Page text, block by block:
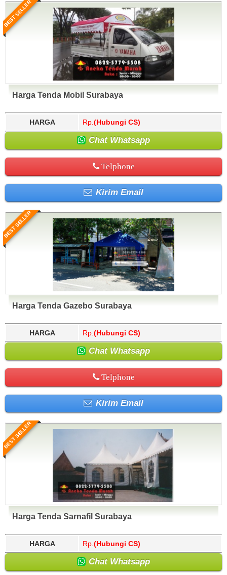
BEST SELLER
Harga Tenda Mobil Surabaya
HARGA Rp. (Hubungi CS)
Chat Whatsapp
Telphone
Kirim Email
BEST SELLER
Harga Tenda Gazebo Surabaya
HARGA Rp. (Hubungi CS)
Chat Whatsapp
Telphone
Kirim Email
BEST SELLER
Harga Tenda Sarnafil Surabaya
HARGA Rp. (Hubungi CS)
Chat Whatsapp